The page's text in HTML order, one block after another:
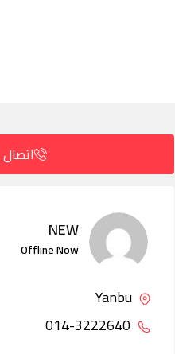
اتصال
NEW
Offline Now